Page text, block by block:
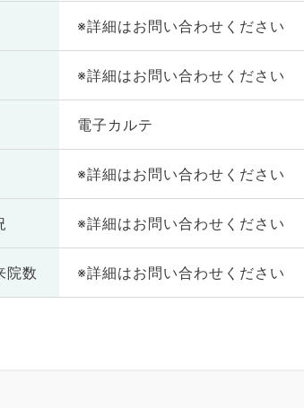
※詳細はお問い合わせください
※詳細はお問い合わせください
電子カルテ
※詳細はお問い合わせください
※詳細はお問い合わせください
院数 ※詳細はお問い合わせください